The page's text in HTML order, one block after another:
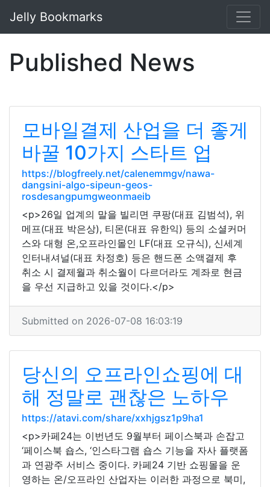
Jelly Bookmarks
Published News
모바일결제 산업을 더 좋게
바꿀 10가지 스타트 업
https://blogfreely.net/calenemmgv/nawa-
dangsini-algo-sipeun-geos-
rosdesangpumgweonmaeib
<p>26일 업계의 말을 빌리면 쿠팡(대표 김범석), 위
메프(대표 박은상), 티몬(대표 유한익) 등의 소셜커머
스와 대형 온,오프라인몰인 LF(대표 오규식), 신세계
인터내셔널(대표 차정호) 등은 핸드폰 소액결제 후
취소 시 결제월과 취소월이 다르더라도 계좌로 현금
을 우선 지급하고 있을 것이다.</p>
Submitted on 2026-07-08 16:03:19
당신의 오프라인쇼핑에 대
해 정말로 괜찮은 노하우
https://atavi.com/share/xxhjgsz1p9ha1
<p>카페24는 이번년도 9월부터 페이스북과 손잡고
‘페이스북 숍스, ‘인스타그램 숍스 기능을 자사 플랫폼
과 연광주 서비스 중이다. 카페24 기반 쇼핑몰을 운
영하는 온/오프라인 산업자는 이러한 과정으로 북미,